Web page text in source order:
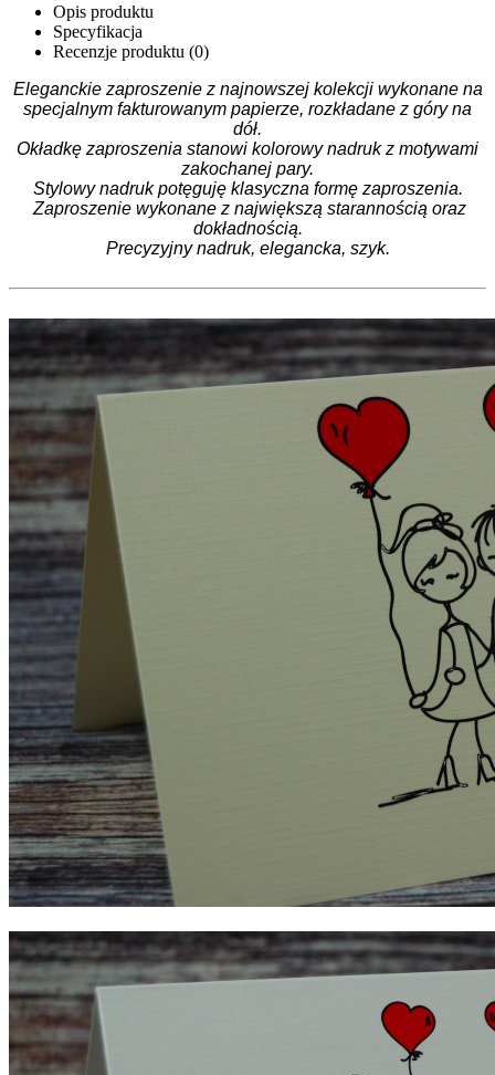
Opis produktu
Specyfikacja
Recenzje produktu (0)
Eleganckie zaproszenie z najnowszej kolekcji wykonane na
specjalnym fakturowanym papierze, rozkładane z góry na
dół.
Okładkę zaproszenia stanowi kolorowy nadruk z motywami
zakochanej pary.
Stylowy nadruk potęguję klasyczna formę zaproszenia.
Zaproszenie wykonane z największą starannością oraz
dokładnością.
Precyzyjny nadruk, elegancka, szyk.